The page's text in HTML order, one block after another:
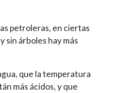
petroleras, en ciertas
sin árboles hay más
que la temperatura
más ácidos, y que